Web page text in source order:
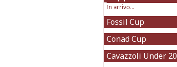
In arrivo...
Fossil Cup
Conad Cup
Cavazzoli Under 20